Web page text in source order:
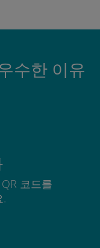
수한 이유
코드를
.